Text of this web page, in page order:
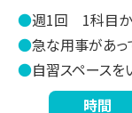
●週1回
1科目
●急な用事があ
●自習スペース
時間